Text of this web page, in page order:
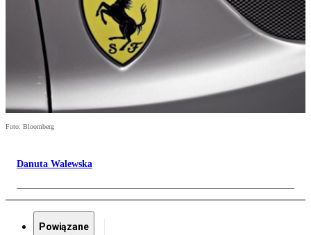
Foto: Bloomberg
Danuta Walewska
Powiązane